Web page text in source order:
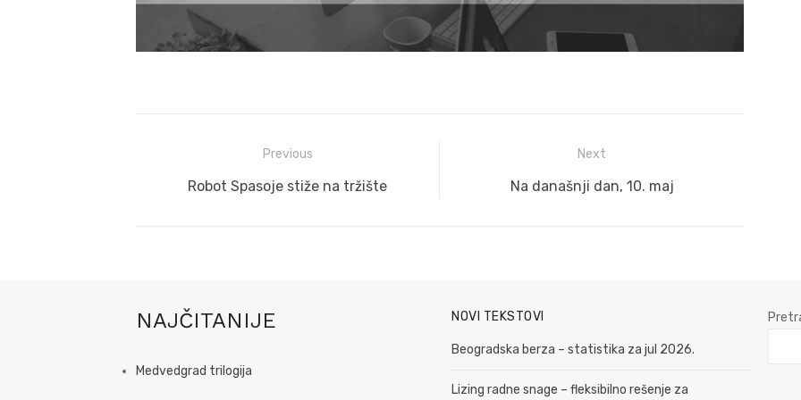
navigation
Previous
Previous
Robot Spasoje stiže na tržište
Next
Next
Na današnji dan, 10. maj
NAJČITANIJE
Medvedgrad trilogija
NOVI TEKSTOVI
Beogradska berza – statistika za jul 2026.
Lizing radne snage – fleksibilno rešenje za